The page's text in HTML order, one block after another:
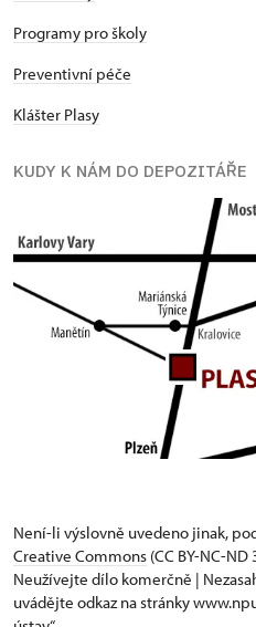
Programy pro školy
Preventivní péče
Klášter Plasy
KUDY K NÁM DO DEPOZITÁŘE
Není-li výslovně uvedeno jinak,
Creative Commons (CC BY-NC-
Neužívejte dílo komerčně |
uvádějte odkaz na stránky